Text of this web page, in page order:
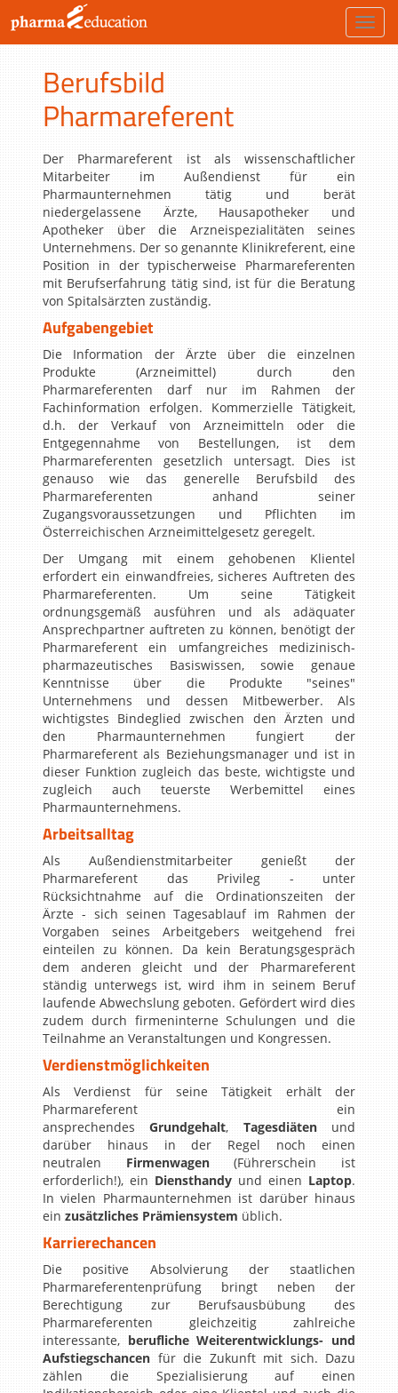
Berufsbild
Pharmareferent
Der Pharmareferent ist als wissenschaftlicher
Mitarbeiter im Außendienst für ein
Pharmaunternehmen tätig und berät
niedergelassene Ärzte, Hausapotheker und
Apotheker über die Arzneispezialitäten seines
Unternehmens. Der so genannte Klinikreferent, eine
Position in der typischerweise Pharmareferenten
mit Berufserfahrung tätig sind, ist für die Beratung
von Spitalsärzten zuständig.
Aufgabengebiet
Die Information der Ärzte über die einzelnen
Produkte (Arzneimittel) durch den
Pharmareferenten darf nur im Rahmen der
Fachinformation erfolgen. Kommerzielle Tätigkeit,
d.h. der Verkauf von Arzneimitteln oder die
Entgegennahme von Bestellungen, ist dem
Pharmareferenten gesetzlich untersagt. Dies ist
genauso wie das generelle Berufsbild des
Pharmareferenten anhand seiner
Zugangsvoraussetzungen und Pflichten im
Österreichischen Arzneimittelgesetz geregelt.
Der Umgang mit einem gehobenen Klientel
erfordert ein einwandfreies, sicheres Auftreten des
Pharmareferenten. Um seine Tätigkeit
ordnungsgemäß ausführen und als adäquater
Ansprechpartner auftreten zu können, benötigt der
Pharmareferent ein umfangreiches medizinisch-
pharmazeutisches Basiswissen, sowie genaue
Kenntnisse über die Produkte "seines"
Unternehmens und dessen Mitbewerber. Als
wichtigstes Bindeglied zwischen den Ärzten und
den Pharmaunternehmen fungiert der
Pharmareferent als Beziehungsmanager und ist in
dieser Funktion zugleich das beste, wichtigste und
zugleich auch teuerste Werbemittel eines
Pharmaunternehmens.
Arbeitsalltag
Als Außendienstmitarbeiter genießt der
Pharmareferent das Privileg - unter
Rücksichtnahme auf die Ordinationszeiten der
Ärzte - sich seinen Tagesablauf im Rahmen der
Vorgaben seines Arbeitgebers weitgehend frei
einteilen zu können. Da kein Beratungsgespräch
dem anderen gleicht und der Pharmareferent
ständig unterwegs ist, wird ihm in seinem Beruf
laufende Abwechslung geboten. Gefördert wird dies
zudem durch firmeninterne Schulungen und die
Teilnahme an Veranstaltungen und Kongressen.
Verdienstmöglichkeiten
Als Verdienst für seine Tätigkeit erhält der
Pharmareferent ein
ansprechendesGrundgehalt, Tagesdiätenund
darüber hinaus in der Regel noch einen
neutralen Firmenwagen(Führerschein ist
erforderlich!), ein Diensthandy und einen Laptop.
In vielen Pharmaunternehmen ist darüber hinaus
ein zusätzliches Prämiensystem üblich.
Karrierechancen
Die positive Absolvierung der staatlichen
Pharmareferentenprüfung bringt neben der
Berechtigung zur Berufsausbübung des
Pharmareferenten gleichzeitig zahlreiche
interessante, berufliche Weiterentwicklungs- und
Aufstiegschancen für die Zukunft mit sich. Dazu
zählen die Spezialisierung auf einen